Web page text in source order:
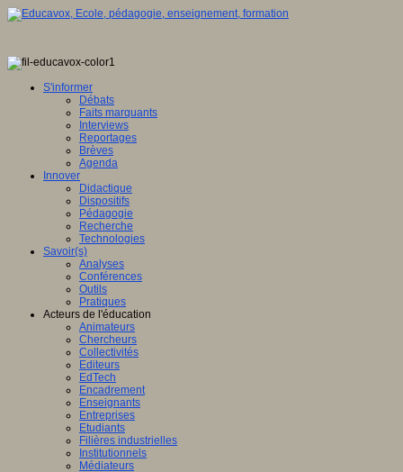
S'informer
Débats
Faits marquants
Interviews
Reportages
Brèves
Agenda
Innover
Didactique
Dispositifs
Pédagogie
Recherche
Technologies
Savoir(s)
Analyses
Conférences
Outils
Pratiques
Acteurs de l'éducation
Animateurs
Chercheurs
Collectivités
Editeurs
EdTech
Encadrement
Enseignants
Entreprises
Etudiants
Filières industrielles
Institutionnels
Médiateurs